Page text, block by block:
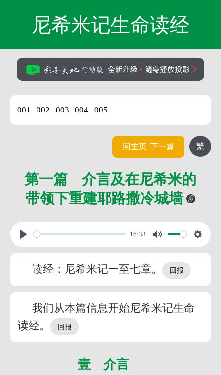
尼希米记生命读经
001 002 003 004 005
繁
回主页 下一篇
第一篇 介言及在尼希米的
带领下重建耶路撒冷城墙
16:33
读经：尼希米记一至七章。
我们从本篇信息开始尼希米记生命
读经。
壹 介言